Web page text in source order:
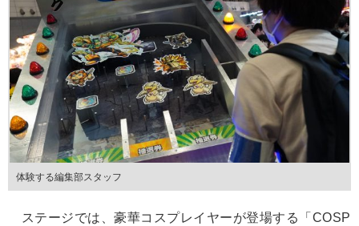
体験する編集部スタッフ
ステージでは、豪華コスプレイヤーが登場する「COSP